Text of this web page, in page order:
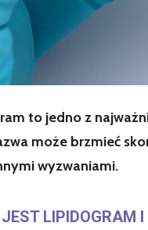
to jedno z
może brzmieć
wyzwaniami.
LIPIDOGRAM